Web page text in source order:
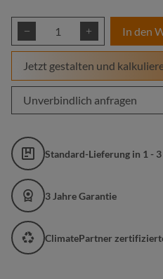
Produkt Anzahl: Gib
In den
Jetzt gestalten und
Unverbindlich anfragen
Standard-Lieferung in 1 - 3
3 Jahre Garantie
ClimatePartner